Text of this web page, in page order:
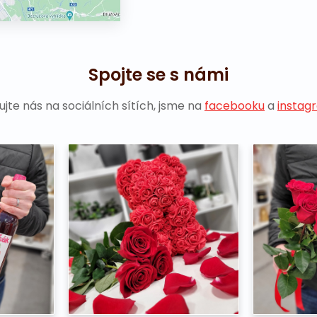
Spojte se s námi
nás na sociálních sítích, jsme na facebookua